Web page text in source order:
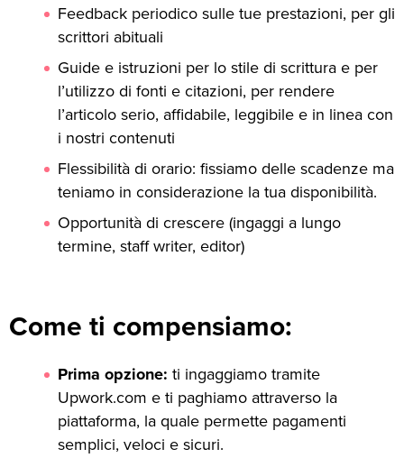
Feedback periodico sulle tue prestazioni, per gli
scrittori abituali
Guide e istruzioni per lo stile di scrittura e per
l’utilizzo di fonti e citazioni, per rendere
l’articolo serio, affidabile, leggibile e in linea con
i nostri contenuti
Flessibilità di orario: fissiamo delle scadenze ma
teniamo in considerazione la tua disponibilità.
Opportunità di crescere (ingaggi a lungo
termine, staff writer, editor)
Come ti compensiamo:
Prima opzione: ti ingaggiamo tramite
Upwork.com e ti paghiamo attraverso la
piattaforma, la quale permette pagamenti
semplici, veloci e sicuri.